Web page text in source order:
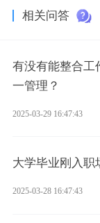
相关问答
有没有能整合工
一管理？
2025-03-29 16:47:43
大学毕业刚入职
2025-03-28 16:47:43